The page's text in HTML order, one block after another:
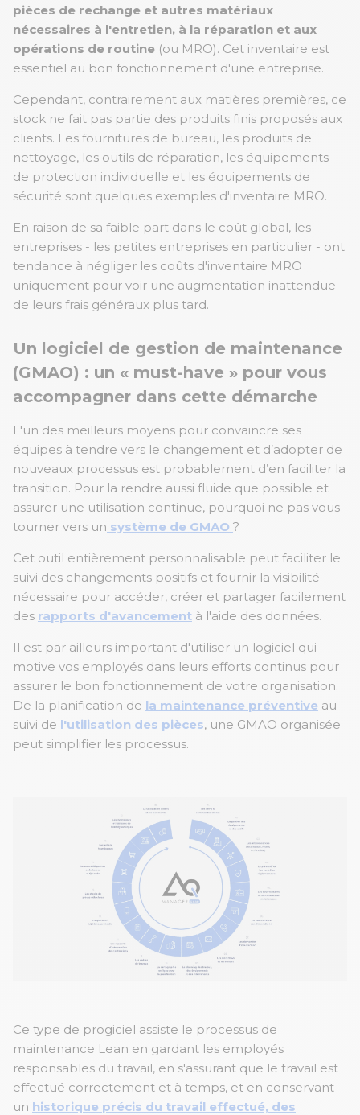
pièces de rechange et autres matériaux
nécessaires à l'entretien, à la réparation et aux
opérations de routine (ou MRO). Cet inventaire est
essentiel au bon fonctionnement d'une entreprise.
Cependant, contrairement aux matières premières, ce
stock ne fait pas partie des produits finis proposés aux
clients. Les fournitures de bureau, les produits de
nettoyage, les outils de réparation, les équipements
de protection individuelle et les équipements de
sécurité sont quelques exemples d'inventaire MRO.
En raison de sa faible part dans le coût global, les
entreprises - les petites entreprises en particulier - ont
tendance à négliger les coûts d'inventaire MRO
uniquement pour voir une augmentation inattendue
de leurs frais généraux plus tard.
Un logiciel de gestion de maintenance
(GMAO) : un « must-have » pour vous
accompagner dans cette démarche
L'un des meilleurs moyens pour convaincre ses
équipes à tendre vers le changement et d’adopter de
nouveaux processus est probablement d’en faciliter la
transition. Pour la rendre aussi fluide que possible et
assurer une utilisation continue, pourquoi ne pas vous
tourner vers un système de GMAO ?
Cet outil entièrement personnalisable peut faciliter le
suivi des changements positifs et fournir la visibilité
nécessaire pour accéder, créer et partager facilement
des rapports d'avancement à l'aide des données.
Il est par ailleurs important d'utiliser un logiciel qui
motive vos employés dans leurs efforts continus pour
assurer le bon fonctionnement de votre organisation.
De la planification de la maintenance préventive au
suivi de l'utilisation des pièces, une GMAO organisée
peut simplifier les processus.
Ce type de progiciel assiste le processus de
maintenance Lean en gardant les employés
responsables du travail, en s'assurant que le travail est
effectué correctement et à temps, et en conservant
un historique précis du travail effectué, des